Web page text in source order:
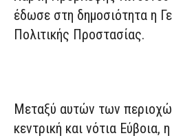
έδωσε στη δημοσιότητα η
Πολιτικής Προστασίας.
Μεταξύ αυτών των
κεντρική και νότια Εύβοια,